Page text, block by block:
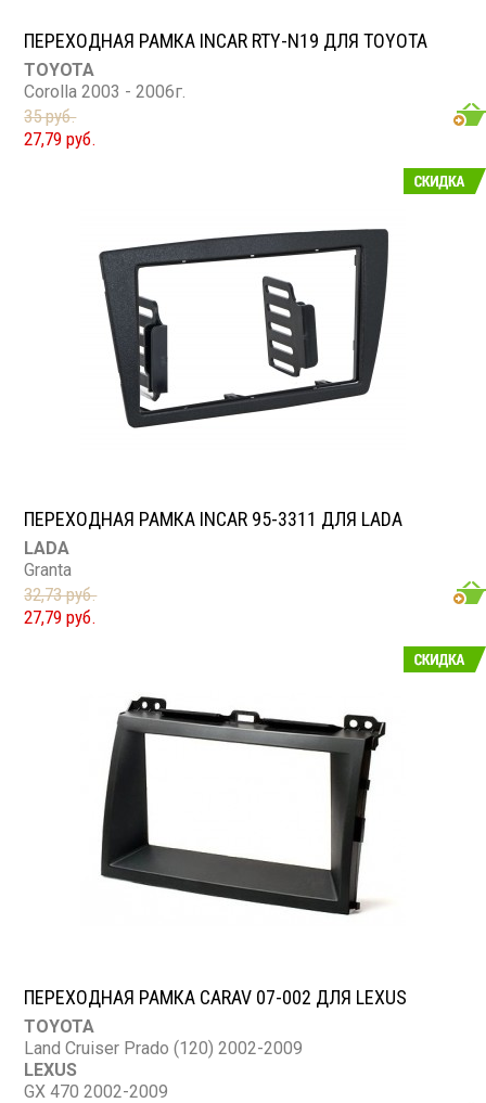
ПЕРЕХОДНАЯ РАМКА INCAR RTY-N19 ДЛЯ TOYOTA
TOYOTA
Corolla 2003 - 2006г.
35 руб.
27,79 руб.
ПЕРЕХОДНАЯ РАМКА INCAR 95-3311 ДЛЯ LADA
LADA
Granta
32,73 руб.
27,79 руб.
ПЕРЕХОДНАЯ РАМКА CARAV 07-002 ДЛЯ LEXUS
TOYOTA
Land Cruiser Prado (120) 2002-2009
LEXUS
GX 470 2002-2009